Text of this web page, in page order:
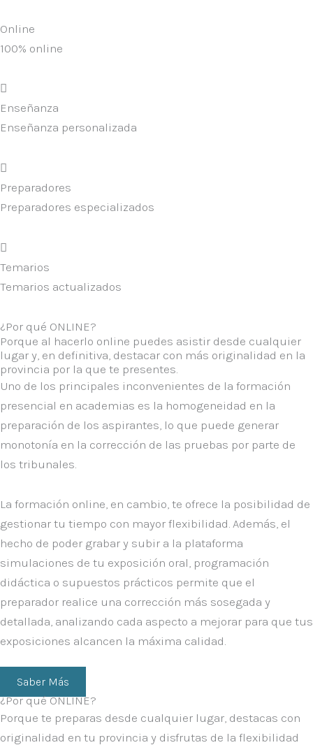
Online
100% online
Enseñanza
Enseñanza personalizada
Preparadores
Preparadores especializados
Temarios
Temarios actualizados
¿Por qué ONLINE?
Porque al hacerlo online puedes asistir desde cualquier
lugar y, en definitiva, destacar con más originalidad en la
provincia por la que te presentes.
Uno de los principales inconvenientes de la formación
presencial en academias es la homogeneidad en la
preparación de los aspirantes, lo que puede generar
monotonía en la corrección de las pruebas por parte de
los tribunales.
La formación online, en cambio, te ofrece la posibilidad de
gestionar tu tiempo con mayor flexibilidad. Además, el
hecho de poder grabar y subir a la plataforma
simulaciones de tu exposición oral, programación
didáctica o supuestos prácticos permite que el
preparador realice una corrección más sosegada y
detallada, analizando cada aspecto a mejorar para que tus
exposiciones alcancen la máxima calidad.
Saber Más
¿Por qué ONLINE?
Porque te preparas desde cualquier lugar, destacas con
originalidad en tu provincia y disfrutas de la flexibilidad